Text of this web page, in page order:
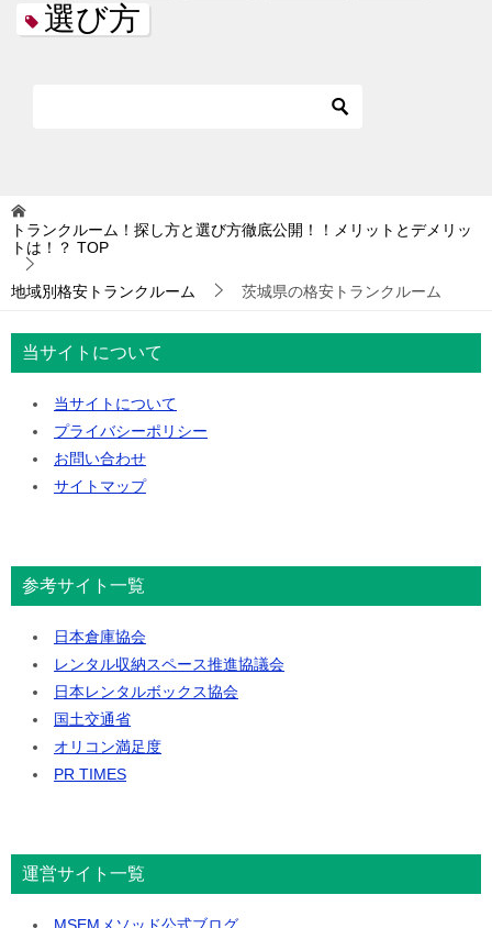
選び方
トランクルーム！探し方と選び方徹底公開！！メリットとデメリッ
トは！？ TOP
地域別格安トランクルーム 茨城県の格安トランクルーム
当サイトについて
当サイトについて
プライバシーポリシー
お問い合わせ
サイトマップ
参考サイト一覧
日本倉庫協会
レンタル収納スペース推進協議会
日本レンタルボックス協会
国土交通省
オリコン満足度
PR TIMES
運営サイト一覧